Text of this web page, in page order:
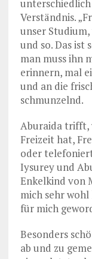
Verständnis.
unser
und so. Das ist
man muss ihn
erinnern, mal
und an die
schmunzelnd.
Aburaida trifft,
Freizeit hat,
oder
Iysurey und
Enkelkind von
mich sehr wohl
für mich
Besonders
ab und zu